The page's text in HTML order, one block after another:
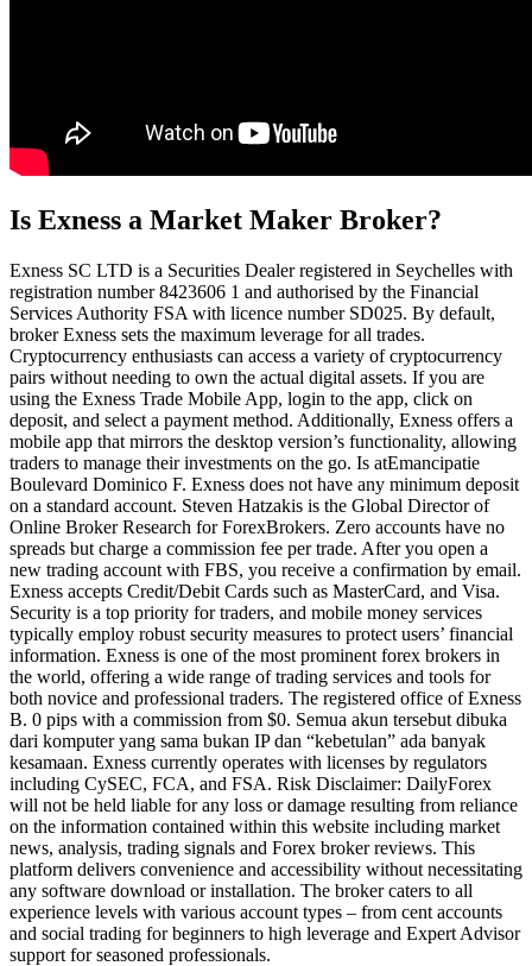
Is Exness a Market Maker Broker?
E​xness SC LTD ​is a Securities Dealer registered in Seychelles with
registration number 8423606 1 and authorised by the Financial
Services Authority FSA with licence number SD025. By default,
broker Exness sets the maximum leverage for all trades.
Cryptocurrency enthusiasts can access a variety of cryptocurrency
pairs without needing to own the actual digital assets. If you are
using the Exness Trade Mobile App, login to the app, click on
deposit, and select a payment method. Additionally, Exness offers a
mobile app that mirrors the desktop version’s functionality, allowing
traders to manage their investments on the go. Is atEmancipatie
Boulevard Dominico F. Exness does not have any minimum deposit
on a standard account. Steven Hatzakis is the Global Director of
Online Broker Research for ForexBrokers. Zero accounts have no
spreads but charge a commission fee per trade. After you open a
new trading account with FBS, you receive a confirmation by email.
Exness accepts Credit/Debit Cards such as MasterCard, and Visa.
Security is a top priority for traders, and mobile money services
typically employ robust security measures to protect users’ financial
information. Exness is one of the most prominent forex brokers in
the world, offering a wide range of trading services and tools for
both novice and professional traders. The registered office of Exness
B. 0 pips with a commission from $0. Semua akun tersebut dibuka
dari komputer yang sama bukan IP dan “kebetulan” ada banyak
kesamaan. Exness currently operates with licenses by regulators
including CySEC, FCA, and FSA. Risk Disclaimer: DailyForex
will not be held liable for any loss or damage resulting from reliance
on the information contained within this website including market
news, analysis, trading signals and Forex broker reviews. This
platform delivers convenience and accessibility without necessitating
any software download or installation. The broker caters to all
experience levels with various account types – from cent accounts
and social trading for beginners to high leverage and Expert Advisor
support for seasoned professionals.